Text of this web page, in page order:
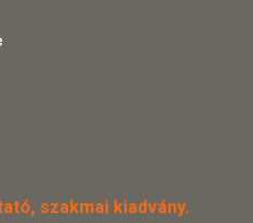
szakmai kiadvány.